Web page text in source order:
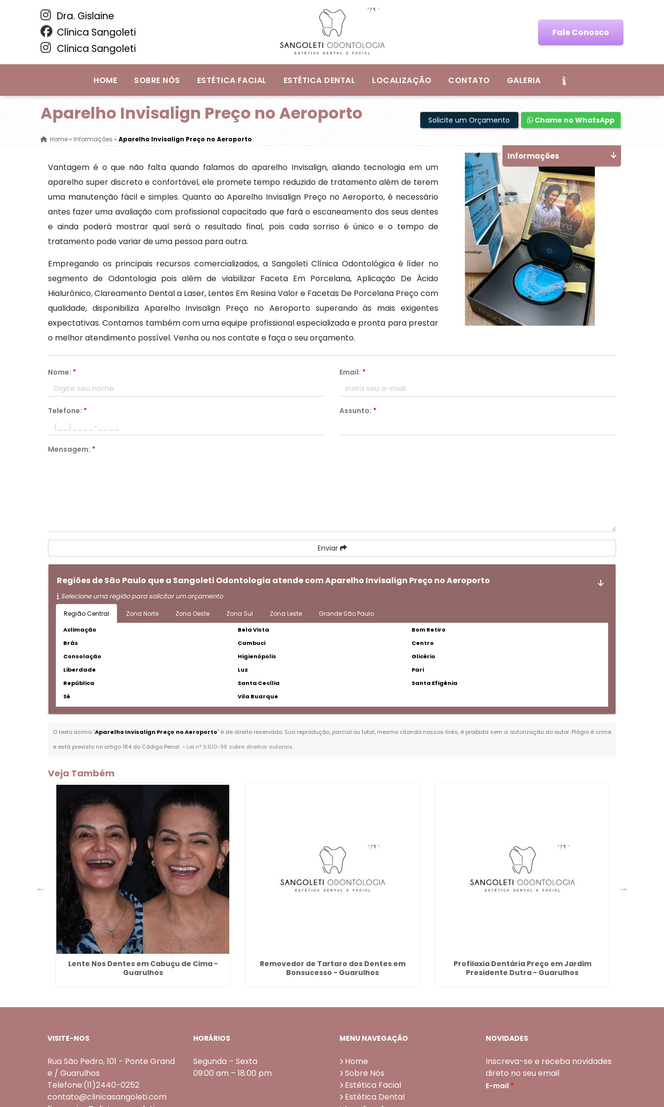
Dra. Gislaine
Clínica Sangoleti
Clínica Sangoleti
Fale Conosco
HOME SOBRE NÓS ESTÉTICA FACIAL ESTÉTICA DENTAL LOCALIZAÇÃO CONTATO GALERIA
Aparelho Invisalign Preço no Aeroporto
Home»Informações »Aparelho Invisalign Preço no Aeroporto
Solicite um Orçamento Chame no WhatsApp
Vantagem é o que não falta quando falamos do aparelho Invisalign, aliando tecnologia em um
aparelho super discreto e confortável, ele promete tempo reduzido de tratamento além de terem
uma manutenção fácil e simples. Quanto ao Aparelho Invisalign Preço no Aeroporto, é necessário
antes fazer uma avaliação com profissional capacitado que fará o escaneamento dos seus dentes
e ainda poderá mostrar qual será o resultado final, pois cada sorriso é único e o tempo de
tratamento pode variar de uma pessoa para outra.
Empregando os principais recursos comercializados, a Sangoleti Clínica Odontológica é líder no
segmento de Odontologia pois além de viabilizar Faceta Em Porcelana, Aplicação De Ácido
Hialurônico, Clareamento Dental a Laser, Lentes Em Resina Valor e Facetas De Porcelana Preço com
qualidade, disponibiliza Aparelho Invisalign Preço no Aeroporto superando às mais exigentes
expectativas. Contamos também com uma equipe profissional especializada e pronta para prestar
o melhor atendimento possível. Venha ou nos contate e faça o seu orçamento.
Nome: * Email: *
Telefone: * Assunto: *
Mensagem: *
Enviar
Regiões de São Paulo que a Sangoleti Odontologia atende com Aparelho Invisalign Preço no Aeroporto
Selecione uma região para solicitar um orçamento
Região Central Zona Norte Zona Oeste Zona Sul Zona Leste Grande São Paulo
Aclimação Bela Vista
Bom Retiro
Brás
Cambuci
Centro
Consolação
Higienópolis
Glicério
Liberdade
Luz
Pari
República
Santa Cecília
Santa Efigênia
Sé
Vila Buarque
O texto acima "Aparelho Invisalign Preço no Aeroporto" é de direito reservado. Sua reprodução, parcial ou total, mesmo citando nossos links, é proibida sem a autorização do autor. Plágio é crime
e está previsto no artigo 184 do Código Penal. – Lei n° 9.610-98 sobre direitos autorais.
Informações
Veja Também
Lente Nos Dentes em Cabuçu de Cima -
Guarulhos
Removedor de Tartaro dos Dentes em
Bonsucesso - Guarulhos
Profilaxia Dentária Preço em Jardim
Presidente Dutra - Guarulhos
VISITE-NOS
Rua São Pedro, 101 - Ponte Grand
e / Guarulhos
Telefone:(11)2440-0252
contato@clinicasangoleti.com
HORÁRIOS
Segunda – Sexta
09:00 am – 18:00 pm
MENU NAVEGAÇÃO
Home
Sobre Nós
Estética Facial
Estética Dental
NOVIDADES
Inscreva-se e receba novidades
direto no seu email
E-mail *